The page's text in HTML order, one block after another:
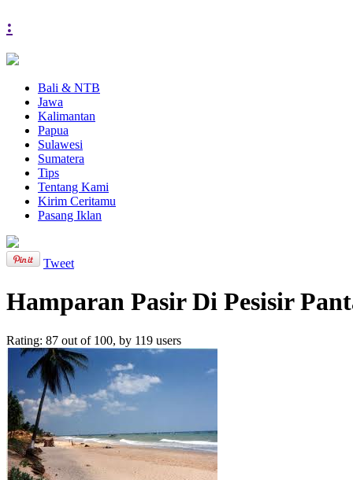
:
Bali & NTB
Jawa
Kalimantan
Papua
Sulawesi
Sumatera
Tips
Tentang Kami
Kirim Ceritamu
Pasang Iklan
Tweet
Hamparan Pasir Di Pesisir
Rating: 87 out of 100, by 119 users